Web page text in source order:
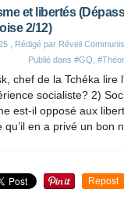
et libertés
2/12)
, Rédigé par Réveil
Publié dans #GQ
chef de la Tchéka
socialiste? 2)
est-il opposé aux
qu’il en a privé un bon
Repost